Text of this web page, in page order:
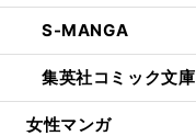
S-MANGA
集英社コミック文庫
女性マンガ